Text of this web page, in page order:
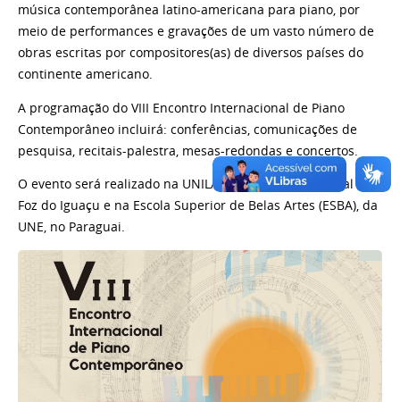
música contemporânea latino-americana para piano, por
meio de performances e gravações de um vasto número de
obras escritas por compositores(as) de diversos países do
continente americano.
A programação do VIII Encontro Internacional de Piano
Contemporâneo incluirá: conferências, comunicações de
pesquisa, recitais-palestra, mesas-redondas e concertos.
O evento será realizado na UNILA, na Fundação Cultural de
Foz do Iguaçu e na Escola Superior de Belas Artes (ESBA), da
UNE, no Paraguai.